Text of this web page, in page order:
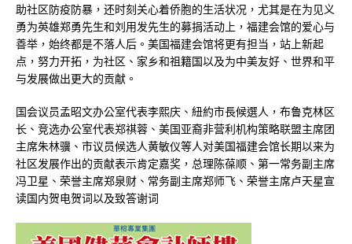
助社区防疫防暴，还时刻关心着侨胞的生活状况，尤其是在为见义
勇为英雄郑勇先生和刘用发先生的募捐活动上，福建会馆的爱心与
善举，始终都是不落人后。美国福建会馆将更有担当，站上新起
点，努力开拓，为社区、家乡和祖籍国以及为中美友好、世界和平
与发展做出更大的贡献。
国会议员孟昭文办公室代表李熙庆、紐約市長候選人，布鲁克林区
长、竞选办公室代表郑祺蓉、美国亚裔非营利机构策略联盟主席团
主席朱林骥、市议员候选人黄敏仪等人对美国福建会馆长期以来为
社区发展作出的贡献表示肯定嘉奖，总理陈葆顺、第一常务副主席
冯卫星、荣誉主席郑泉财、常务副主席郑师飞、荣誉主席卢天星宣
读国内贺电贺词以及致答谢词